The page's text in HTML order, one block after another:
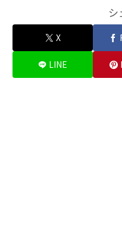
シ
X
LINE